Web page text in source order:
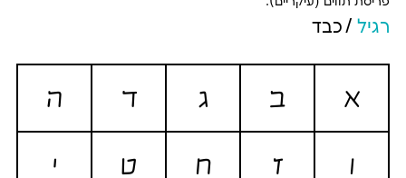
רגיל כבד
א ב ג ד
ה
ו
ז ח ט
י